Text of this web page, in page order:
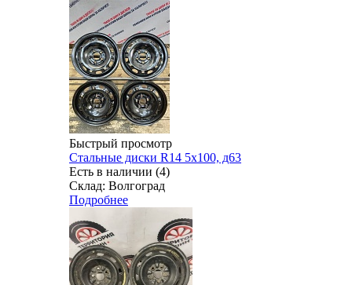
Быстрый просмотр
Стальные диски R14 5x100, д63
Есть в наличии (4)
Склад: Волгоград
Подробнее